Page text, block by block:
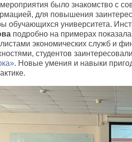
было знакомство с
, для повышения
обучающихся университета.
подробно на примерах
экономических служб и
, студентов
. Новые умения и навыки